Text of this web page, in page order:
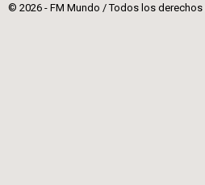
© 2026 - FM Mundo / Todos los derechos